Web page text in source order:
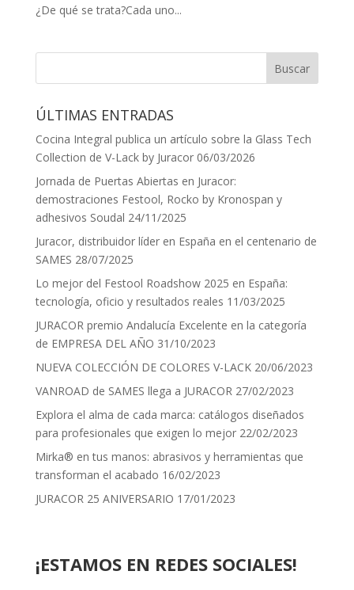
¿De qué se trata?Cada uno...
ÚLTIMAS ENTRADAS
Cocina Integral publica un artículo sobre la Glass Tech
Collection de V-Lack by Juracor 06/03/2026
Jornada de Puertas Abiertas en Juracor:
demostraciones Festool, Rocko by Kronospan y
adhesivos Soudal 24/11/2025
Juracor, distribuidor líder en España en el centenario de
SAMES 28/07/2025
Lo mejor del Festool Roadshow 2025 en España:
tecnología, oficio y resultados reales 11/03/2025
JURACOR premio Andalucía Excelente en la categoría
de EMPRESA DEL AÑO 31/10/2023
NUEVA COLECCIÓN DE COLORES V-LACK 20/06/2023
VANROAD de SAMES llega a JURACOR 27/02/2023
Explora el alma de cada marca: catálogos diseñados
para profesionales que exigen lo mejor 22/02/2023
Mirka® en tus manos: abrasivos y herramientas que
transforman el acabado 16/02/2023
JURACOR 25 ANIVERSARIO 17/01/2023
¡ESTAMOS EN REDES SOCIALES!